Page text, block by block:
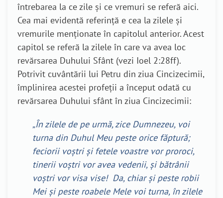
întrebarea la ce zile și ce vremuri se referă aici.
Cea mai evidentă referință e cea la zilele și
vremurile menționate în capitolul anterior. Acest
capitol se referă la zilele în care va avea loc
revărsarea Duhului Sfânt (vezi Ioel 2:28ff).
Potrivit cuvântării lui Petru din ziua Cincizecimii,
împlinirea acestei profeții a început odată cu
revărsarea Duhului sfânt în ziua Cincizecimii:
„În zilele de pe urmă, zice Dumnezeu, voi
turna din Duhul Meu peste orice făptură;
feciorii voștri și fetele voastre vor proroci,
tinerii voștri vor avea vedenii, și bătrânii
voștri vor visa vise! Da, chiar și peste robii
Mei și peste roabele Mele voi turna, în zilele